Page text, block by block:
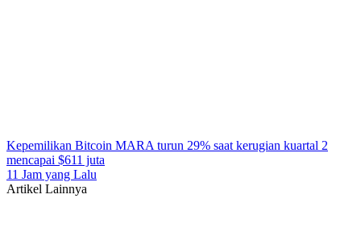
Kepemilikan Bitcoin MARA turun 29% saat kerugian kuartal 2
mencapai $611 juta
11 Jam yang Lalu
Artikel Lainnya